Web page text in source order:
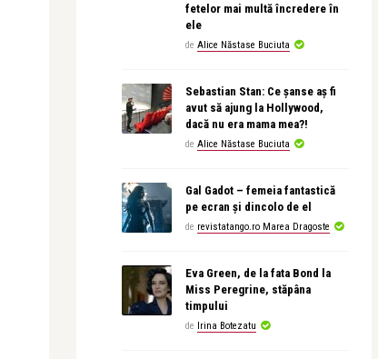
fetelor mai multă încredere în
ele
de Alice Năstase Buciuta
Sebastian Stan: Ce șanse aș fi
avut să ajung la Hollywood,
dacă nu era mama mea?!
de Alice Năstase Buciuta
Gal Gadot – femeia fantastică
pe ecran și dincolo de el
de revistatango.ro Marea Dragoste
Eva Green, de la fata Bond la
Miss Peregrine, stăpâna
timpului
de Irina Botezatu